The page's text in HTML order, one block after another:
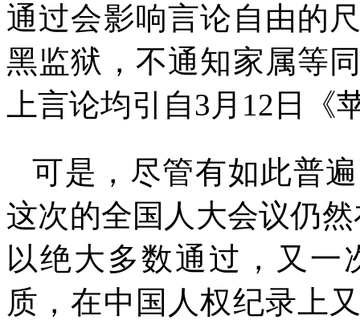
通过会影响言论自由的
黑监狱，不通知家属等
上言论均引自3 月 12 日《
可是，尽管有如此普
这次的全国人大会议仍
以绝大多数通过，又一
质，在中国人权纪录上